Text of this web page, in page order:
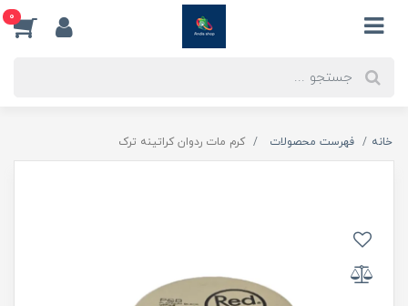
0
خانه فهرست محصولات کرم مات ردوان کراتینه ترک